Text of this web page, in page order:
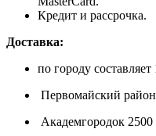
Кредит и рассрочка.
Доставка:
по городу
Первомайский
Академгородок 2500